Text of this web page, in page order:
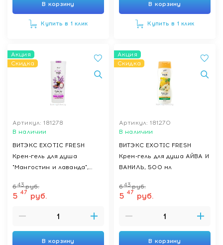
В корзину
Купить в 1 клик
В корзину
Купить в 1 клик
Акция
Скидка
Артикул: 181278
В наличии
ВИТЭКС EXOTIC FRESH
Крем-гель для душа
"Мангостин и лаванда",
643 руб.
5 47 руб.
В корзину
Акция
Скидка
Артикул: 181270
В наличии
ВИТЭКС EXOTIC FRESH
Крем-гель для душа АЙВА И
ВАНИЛЬ, 500 мл
643 руб.
5 47 руб.
В корзину